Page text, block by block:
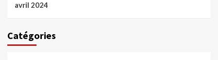
avril 2024
Catégories